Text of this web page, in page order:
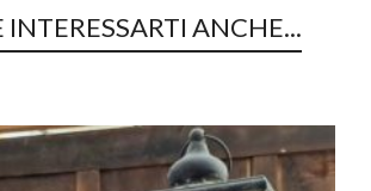
INTERESSARTI ANCHE...